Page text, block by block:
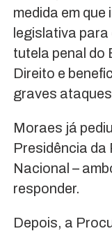
medida em
legislativa
tutela penal do
Direito e
graves
Moraes já
Presidência da
Nacional –
responder.
Depois, a